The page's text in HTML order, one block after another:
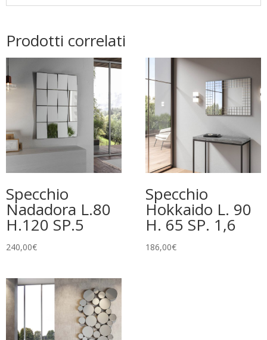
Prodotti correlati
Specchio
Nadadora L.80
H.120 SP.5
240,00€
Specchio
Hokkaido L. 90
H. 65 SP. 1,6
186,00€